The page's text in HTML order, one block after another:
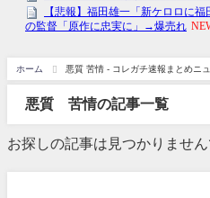
ホーム 悪質 苦情 - コレガチ速報まとめニ
悪質 苦情の記事一覧
お探しの記事は見つかりません